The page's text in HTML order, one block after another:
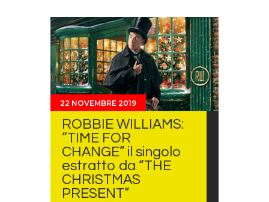
22 NOVEMBRE 2019
ROBBIE WILLIAMS:
“TIME FOR
CHANGE” il singolo
estratto da “THE
CHRISTMAS
PRESENT”